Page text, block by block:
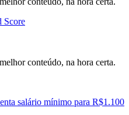
Score
conteúdo, na hora certa.
salário mínimo para R$1.100